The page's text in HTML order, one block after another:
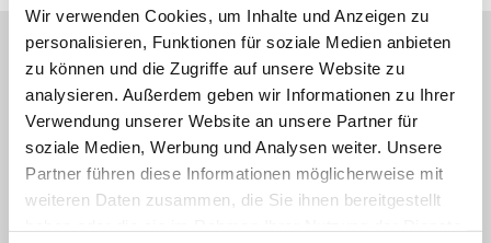
Wir verwenden Cookies, um Inhalte und Anzeigen zu
personalisieren, Funktionen für soziale Medien anbieten
zu können und die Zugriffe auf unsere Website zu
analysieren. Außerdem geben wir Informationen zu Ihrer
Verwendung unserer Website an unsere Partner für
soziale Medien, Werbung und Analysen weiter. Unsere
Partner führen diese Informationen möglicherweise mit
weiteren Daten zusammen, die Sie ihnen bereitgestellt
Bilder und Gemälde
In unserer Galerie stellen wir durchgängig Gemälde,
Kunstdrucke und Fotoarbeiten aus.